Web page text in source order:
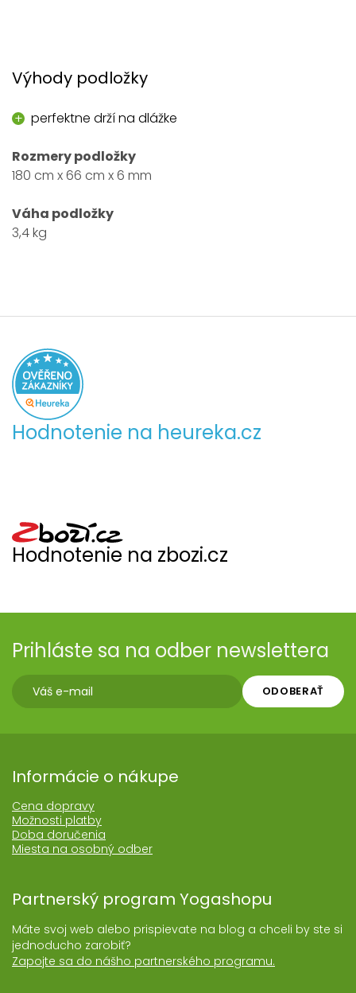
Výhody podložky
perfektne drží na dlážke
Rozmery podložky
180 cm x 66 cm x 6 mm
Váha podložky
3,4 kg
Hodnotenie na heureka.cz
Hodnotenie na zbozi.cz
Prihláste sa na odber newslettera
ODOBERAŤ
Informácie o nákupe
Cena dopravy
Možnosti platby
Doba doručenia
Miesta na osobný odber
Partnerský program Yogashopu
Máte svoj web alebo prispievate na blog a chceli by ste si
jednoducho zarobiť?
Zapojte sa do nášho partnerského programu.